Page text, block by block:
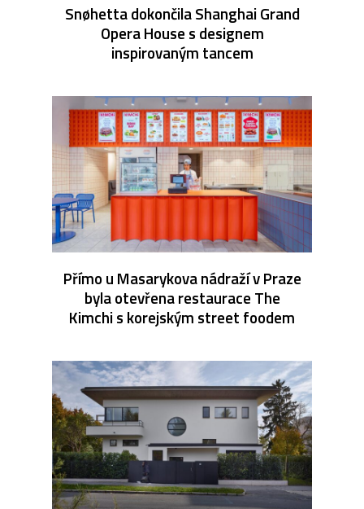
Snøhetta dokončila Shanghai Grand
Opera House s designem
inspirovaným tancem
Přímo u Masarykova nádraží v Praze
byla otevřena restaurace The
Kimchi s korejským street foodem